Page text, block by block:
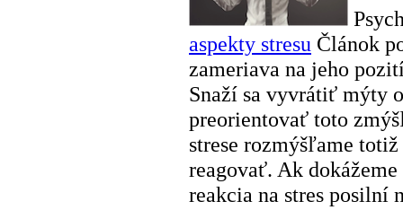
aspekty stresu Článok
zameriava na jeho
Snaží sa vyvrátiť mýty
preorientovať toto
strese rozmýšľame
reagovať. Ak
reakcia na stres posilní